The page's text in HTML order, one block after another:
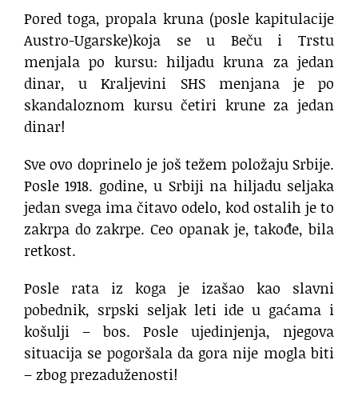
Pored toga, propala kruna (posle kapitulacije
Austro-Ugarske)koja se u Beču i Trstu
menjala po kursu: hiljadu kruna za jedan
dinar, u Kraljevini SHS menjana je po
skandaloznom kursu četiri krune za jedan
dinar!
Sve ovo doprinelo je još težem položaju Srbije.
Posle 1918. godine, u Srbiji na hiljadu seljaka
jedan svega ima čitavo odelo, kod ostalih je to
zakrpa do zakrpe. Ceo opanak je, takođe, bila
retkost.
Posle rata iz koga je izašao kao slavni
pobednik, srpski seljak leti ide u gaćama i
košulji – bos. Posle ujedinjenja, njegova
situacija se pogoršala da gora nije mogla biti
– zbog prezaduženosti!